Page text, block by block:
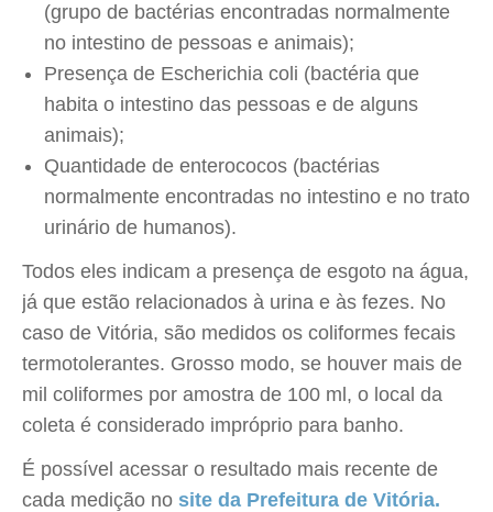
(grupo de bactérias encontradas normalmente
no intestino de pessoas e animais);
Presença de Escherichia coli (bactéria que
habita o intestino das pessoas e de alguns
animais);
Quantidade de enterococos (bactérias
normalmente encontradas no intestino e no trato
urinário de humanos).
Todos eles indicam a presença de esgoto na água,
já que estão relacionados à urina e às fezes. No
caso de Vitória, são medidos os coliformes fecais
termotolerantes. Grosso modo, se houver mais de
mil coliformes por amostra de 100 ml, o local da
coleta é considerado impróprio para banho.
É possível acessar o resultado mais recente de
cada medição no site da Prefeitura de Vitória.